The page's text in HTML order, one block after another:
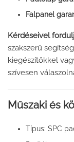
Falpanel
Kérdéseivel
szakszerű
kiegészítőkkel
szívesen
Műszaki és
Típus: SPC